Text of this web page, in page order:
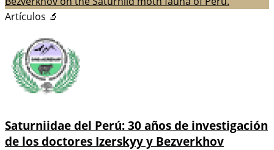
Artículos 🔬
Saturniidae del Perú: 30 años de investigación
de los doctores Izerskyy y Bezverkhov